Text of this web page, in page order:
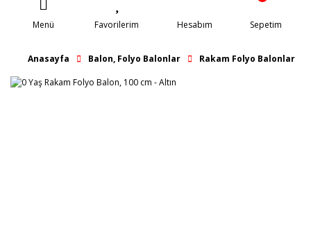
Menü Favorilerim Hesabım Sepetim
Anasayfa Balon, Folyo Balonlar Rakam Folyo Balonlar